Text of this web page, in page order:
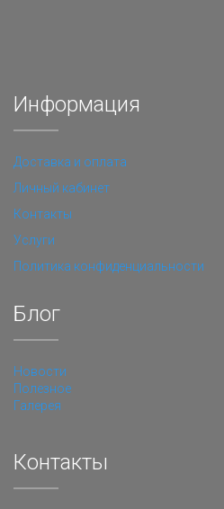
Информация
Доставка и оплата
Личный кабинет
Контакты
Услуги
Политика конфиденциальности
Блог
Новости
Полезное
Галерея
Контакты